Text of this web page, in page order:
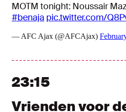
MOTM tonight: Noussair
#benaja pic.twitter.com/
— AFC Ajax (@AFCAjax)
23:15
Vrienden voor